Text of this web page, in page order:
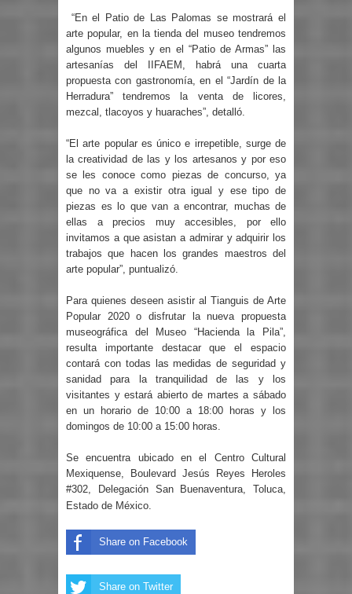
“En el Patio de Las Palomas se mostrará el
arte popular, en la tienda del museo tendremos
algunos muebles y en el “Patio de Armas” las
artesanías del IIFAEM, habrá una cuarta
propuesta con gastronomía, en el “Jardín de la
Herradura” tendremos la venta de licores,
mezcal, tlacoyos y huaraches”, detalló.
“El arte popular es único e irrepetible, surge de
la creatividad de las y los artesanos y por eso
se les conoce como piezas de concurso, ya
que no va a existir otra igual y ese tipo de
piezas es lo que van a encontrar, muchas de
ellas a precios muy accesibles, por ello
invitamos a que asistan a admirar y adquirir los
trabajos que hacen los grandes maestros del
arte popular”, puntualizó.
Para quienes deseen asistir al Tianguis de Arte
Popular 2020 o disfrutar la nueva propuesta
museográfica del Museo “Hacienda la Pila”,
resulta importante destacar que el espacio
contará con todas las medidas de seguridad y
sanidad para la tranquilidad de las y los
visitantes y estará abierto de martes a sábado
en un horario de 10:00 a 18:00 horas y los
domingos de 10:00 a 15:00 horas.
Se encuentra ubicado en el Centro Cultural
Mexiquense, Boulevard Jesús Reyes Heroles
#302, Delegación San Buenaventura, Toluca,
Estado de México.
Share on Facebook
Share on Twitter